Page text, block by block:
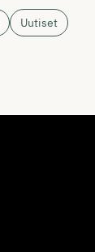
Uutiset